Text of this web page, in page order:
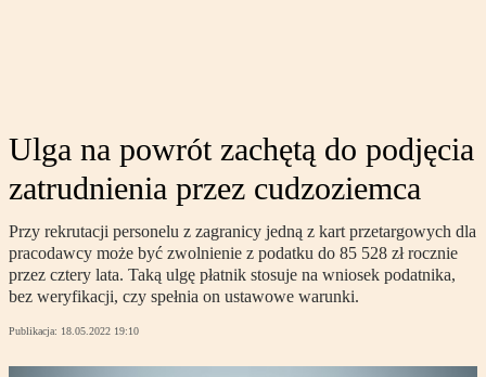
Ulga na powrót zachętą do podjęcia
zatrudnienia przez cudzoziemca
Przy rekrutacji personelu z zagranicy jedną z kart przetargowych dla
pracodawcy może być zwolnienie z podatku do 85 528 zł rocznie
przez cztery lata. Taką ulgę płatnik stosuje na wniosek podatnika,
bez weryfikacji, czy spełnia on ustawowe warunki.
Publikacja: 18.05.2022 19:10